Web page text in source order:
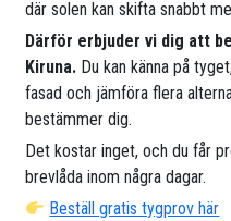
där solen kan skifta snabbt
Därför erbjuder vi dig att
Kiruna. Du kan känna på
fasad och jämföra flera
bestämmer dig.
Det kostar inget, och du får
brevlåda inom några dagar.
Beställ gratis tygprov här